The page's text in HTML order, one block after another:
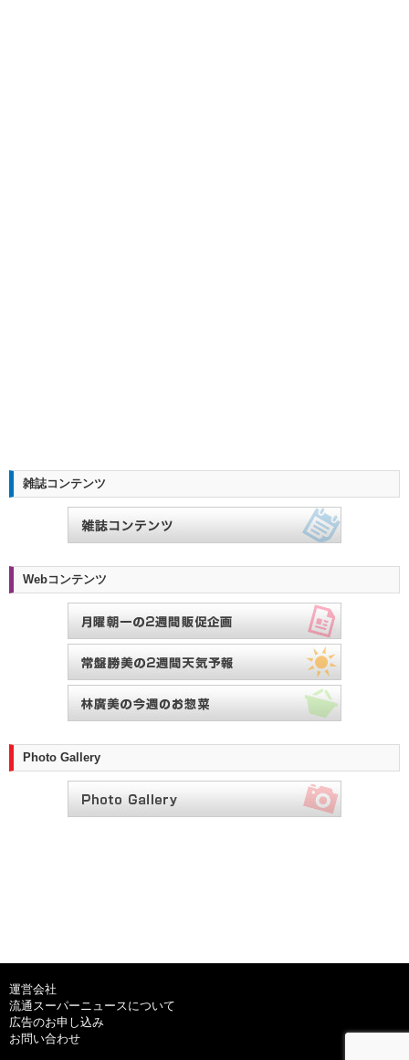
雑誌コンテンツ
Webコンテンツ
Photo Gallery
運営会社
流通スーパーニュースについて
広告のお申し込み
お問い合わせ